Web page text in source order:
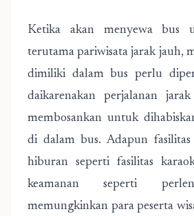
Ketika akan menyewa bus
terutama pariwisata jarak jauh,
dimiliki dalam bus perlu
daikarenakan perjalanan
membosankan untuk
di dalam bus. Adapun
hiburan seperti fasilitas
keamanan seperti
memungkinkan para peserta